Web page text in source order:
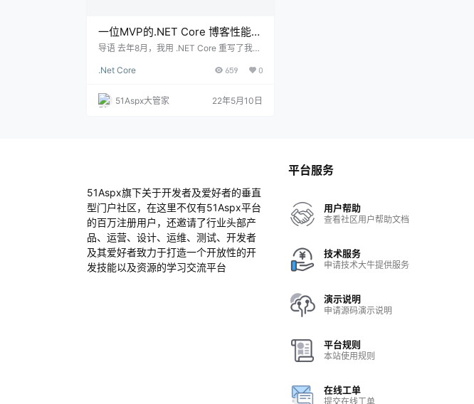
一位MVP的.NET Core 博客性能优
化经验总结
导语 去年8月，我用 .NET Core 重写了我的
速度从上线时候的 80ms 提高到了现在的 8
然不可抗力会导致中国用户晚上访问速度不
稳定。本文分享网络正常的前提下，我做了
.Net Core 659 0
51Aspx大管家 22年5月10日
51Aspx旗下关于开发者及爱好者的垂直
型门户社区，在这里不仅有51Aspx平台
的百万注册用户，还邀请了行业头部产
品、运营、设计、运维、测试、开发者
及其爱好者致力于打造一个开放性的开
发技能以及资源的学习交流平台
平台服务
用户帮助
查看社区用户帮助文档
技术服务
申请技术大牛提供服务
演示说明
申请源码演示说明
平台规则
本站使用规则
在线工单
提交在线工单